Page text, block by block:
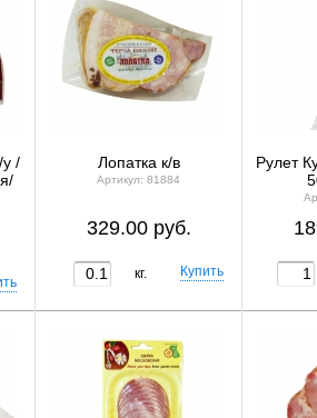
/
Лопатка к/в
Артикул: 81884
329.00 руб.
кг.
Рулет